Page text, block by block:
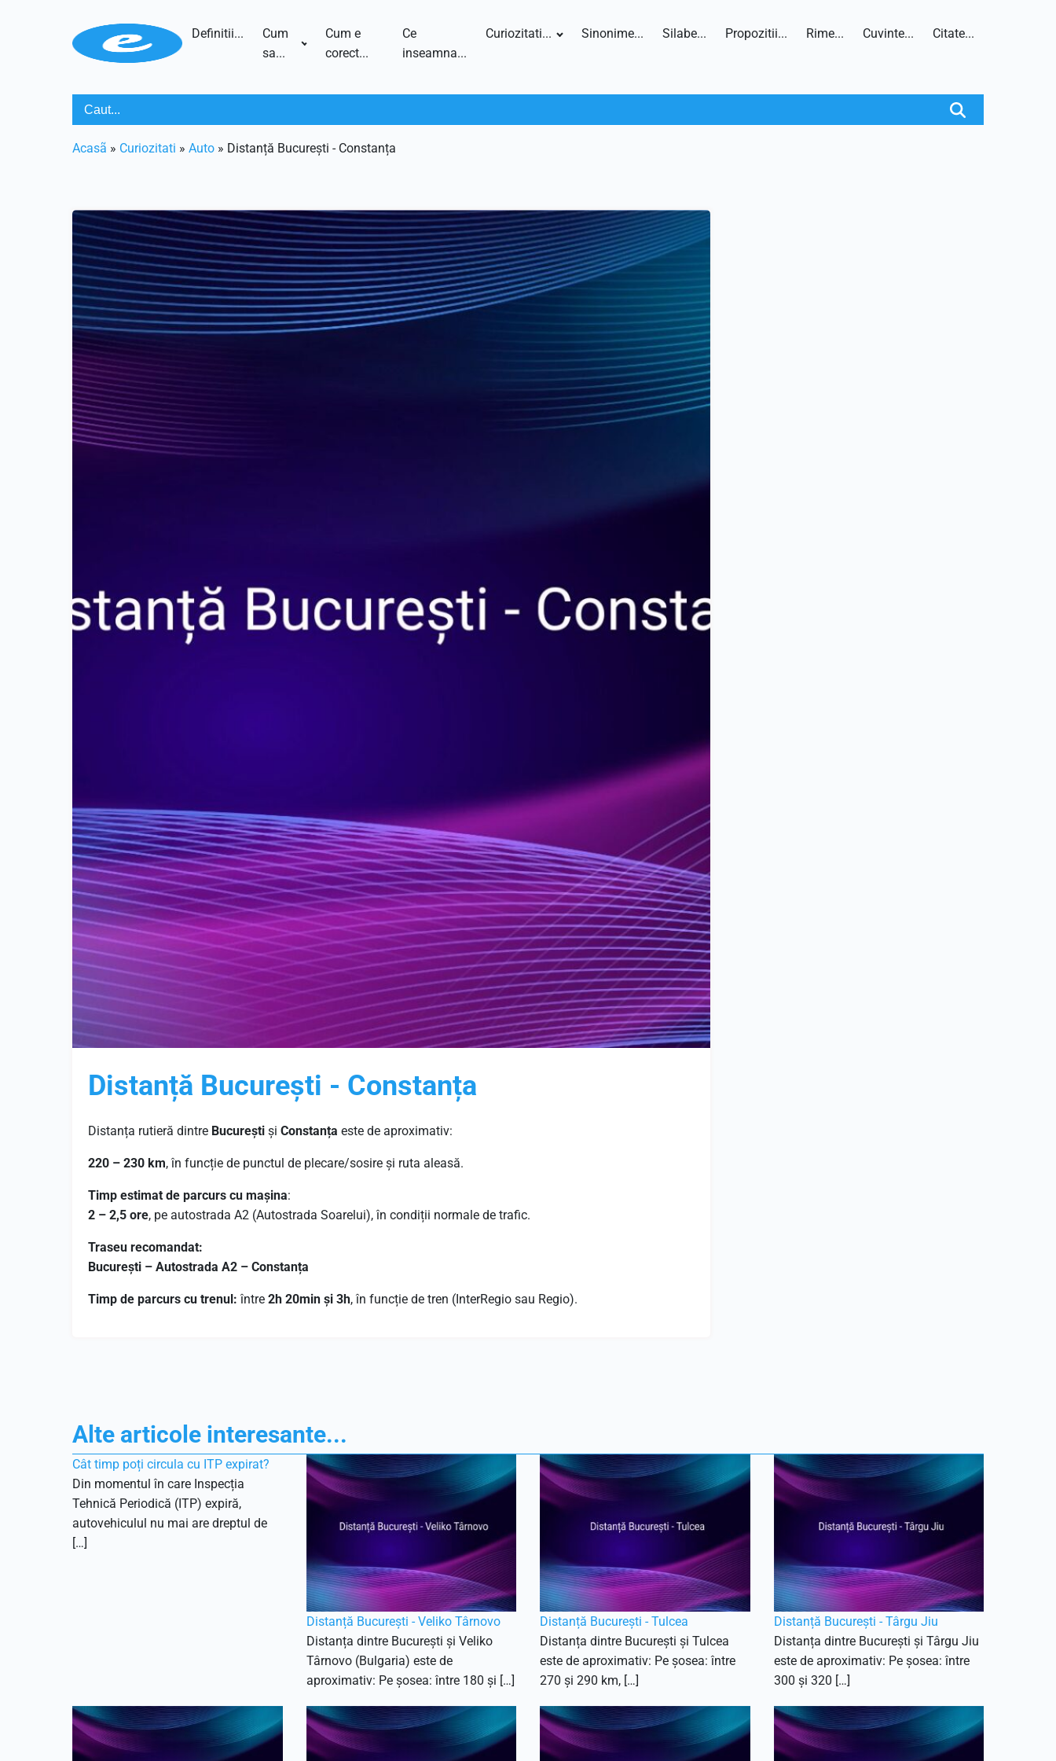
Definitii...
Cum
sa...
Cum e
corect...
Ce
inseamna...
Curiozitati... Sinonime... Silabe... Propozitii... Rime... Cuvinte... Citate...
Acasã » Curiozitati » Auto » Distanță București - Constanța
Distanță București - Constanța
Distanța rutieră dintre București și Constanța este de aproximativ:
220 – 230 km, în funcție de punctul de plecare/sosire și ruta aleasă.
Timp estimat de parcurs cu mașina:
2 – 2,5 ore, pe autostrada A2 (Autostrada Soarelui), în condiții normale de trafic.
Traseu recomandat:
București – Autostrada A2 – Constanța
Timp de parcurs cu trenul: între 2h 20min și 3h, în funcție de tren (InterRegio sau Regio).
Alte articole interesante...
Cât timp poți circula cu ITP expirat?
Din momentul în care Inspecția
Tehnică Periodică (ITP) expiră,
autovehiculul nu mai are dreptul de
[…]
Distanță București - Veliko Târnovo
Distanța dintre București și Veliko
Târnovo (Bulgaria) este de
aproximativ: Pe șosea: între 180 și […]
Distanță București - Tulcea
Distanța dintre București și Tulcea
este de aproximativ: Pe șosea: între
270 și 290 km, […]
Distanță București - Târgu Jiu
Distanța dintre București și Târgu Jiu
este de aproximativ: Pe șosea: între
300 și 320 […]